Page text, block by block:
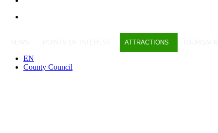
ATTRACTIONS
EN
County Council